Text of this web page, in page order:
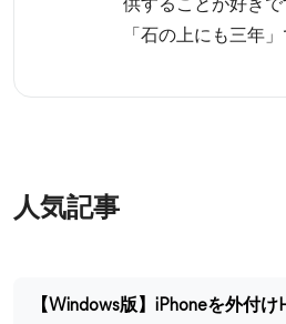
供することが好き
「石の上にも三年」
人気記事